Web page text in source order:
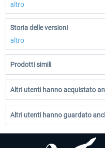
altro
Storia delle versioni
altro
Prodotti simili
Altri utenti hanno acquistato
Altri utenti hanno guardato